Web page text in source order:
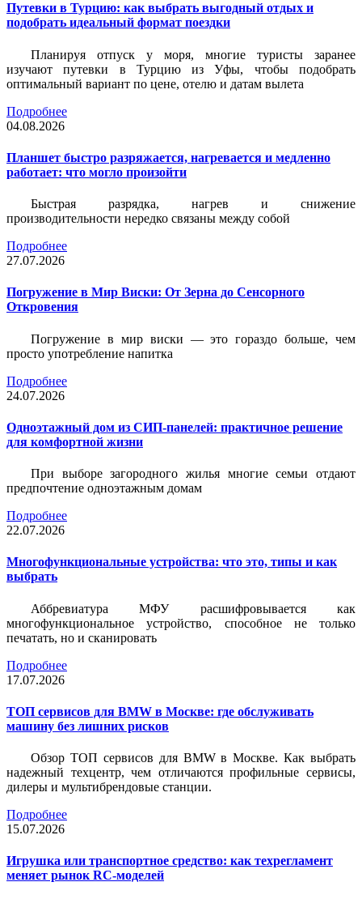
Путевки в Турцию: как выбрать выгодный отдых и
подобрать идеальный формат поездки
Планируя отпуск у моря, многие туристы заранее
изучают путевки в Турцию из Уфы, чтобы подобрать
оптимальный вариант по цене, отелю и датам вылета
Подробнее
04.08.2026
Планшет быстро разряжается, нагревается и медленно
работает: что могло произойти
Быстрая разрядка, нагрев и снижение
производительности нередко связаны между собой
Подробнее
27.07.2026
Погружение в Мир Виски: От Зерна до Сенсорного
Откровения
Погружение в мир виски — это гораздо больше, чем
просто употребление напитка
Подробнее
24.07.2026
Одноэтажный дом из СИП-панелей: практичное решение
для комфортной жизни
При выборе загородного жилья многие семьи отдают
предпочтение одноэтажным домам
Подробнее
22.07.2026
Многофункциональные устройства: что это, типы и как
выбрать
Аббревиатура МФУ расшифровывается как
многофункциональное устройство, способное не только
печатать, но и сканировать
Подробнее
17.07.2026
ТОП сервисов для BMW в Москве: где обслуживать
машину без лишних рисков
Обзор ТОП сервисов для BMW в Москве. Как выбрать
надежный техцентр, чем отличаются профильные сервисы,
дилеры и мультибрендовые станции.
Подробнее
15.07.2026
Игрушка или транспортное средство: как техрегламент
меняет рынок RC-моделей